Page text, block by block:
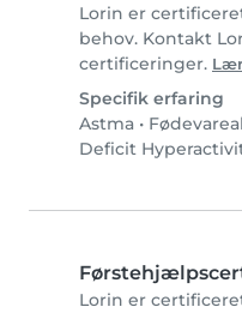
Lorin er
behov. Kontakt
certificeringer.
Specifik erfaring
Astma •
Deficit
Lorin er